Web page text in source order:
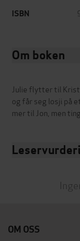
ISBN
Om boken
Julie flytter til
og får seg losji på
OM OSS